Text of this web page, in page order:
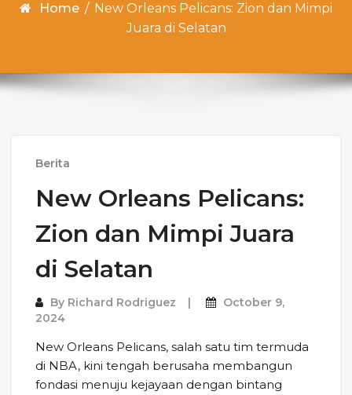
Home / New Orleans Pelicans: Zion dan Mimpi
Juara di Selatan
Berita
New Orleans Pelicans:
Zion dan Mimpi Juara
di Selatan
By Richard Rodriguez
October 9,
2024
New Orleans Pelicans, salah satu tim termuda
di NBA, kini tengah berusaha membangun
fondasi menuju kejayaan dengan bintang